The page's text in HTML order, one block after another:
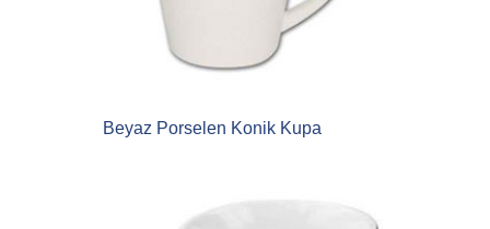
Beyaz Porselen Konik Kupa